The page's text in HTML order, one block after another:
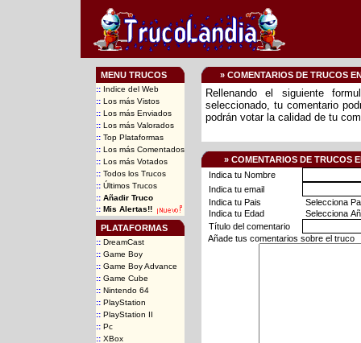
MENU TRUCOS
::Indice del Web
::Los más Vistos
::Los más Enviados
::Los más Valorados
::Top Plataformas
::Los más Comentados
::Los más Votados
::Todos los Trucos
::Últimos Trucos
:: Añadir Truco
:: Mis Alertas!!
PLATAFORMAS
::DreamCast
::Game Boy
::Game Boy Advance
::Game Cube
::Nintendo 64
::PlayStation
::PlayStation II
::Pc
::XBox
» COMENTARIOS DE TRUCOS
Rellenando el siguiente
seleccionado, tu comentario
podrán votar la calidad de tu
» COMENTARIOS DE TRUCOS
Indica tu Nombre
Indica tu email
Indica tu Pais
Indica tu Edad
Título del comentario
Añade tus comentarios sobre el truco